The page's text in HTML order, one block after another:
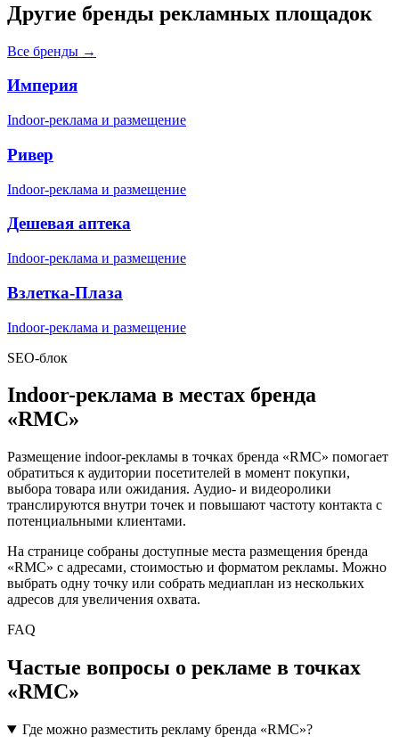
Другие бренды рекламных площадок
Все бренды →
Империя
Indoor-реклама и размещение
Ривер
Indoor-реклама и размещение
Дешевая аптека
Indoor-реклама и размещение
Взлетка-Плаза
Indoor-реклама и размещение
SEO-блок
Indoor-реклама в местах бренда
«RMC»
Размещение indoor-рекламы в точках бренда «RMC» помогает
обратиться к аудитории посетителей в момент покупки,
выбора товара или ожидания. Аудио- и видеоролики
транслируются внутри точек и повышают частоту контакта с
потенциальными клиентами.
На странице собраны доступные места размещения бренда
«RMC» с адресами, стоимостью и форматом рекламы. Можно
выбрать одну точку или собрать медиаплан из нескольких
адресов для увеличения охвата.
FAQ
Частые вопросы о рекламе в точках
«RMC»
Где можно разместить рекламу бренда «RMC»?